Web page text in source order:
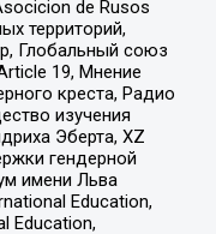
de Rusos
территорий,
Глобальный союз
19, Мнение
креста, Радио
изучения
Эберта, XZ
гендерной
имени Льва
Education,
Education,